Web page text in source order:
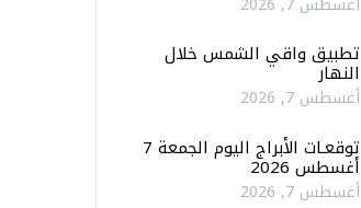
تطبيق واقي الشمس خلال
النهار
أغسطس 7, 2026
توقعـات الأبراج اليوم الجمعة 7
أغسطس 2026
أغسطس 7, 2026